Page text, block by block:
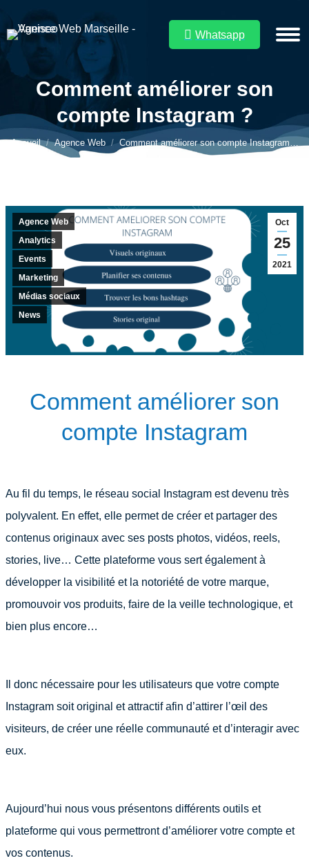
Whatsapp
Comment améliorer son
compte Instagram ?
Vous êtes ici :
Accueil Agence Web Comment améliorer son compte Instagram…
Oct
25
2021
Agence Web
Analytics
Events
Marketing
Médias sociaux
News
Comment améliorer son
compte Instagram
Au fil du temps, le réseau social Instagram est devenu très
polyvalent. En effet, elle permet de créer et partager des
contenus originaux avec ses posts photos, vidéos, reels,
stories, live… Cette plateforme vous sert également à
développer la visibilité et la notoriété de votre marque,
promouvoir vos produits, faire de la veille technologique, et
bien plus encore…
Il donc nécessaire pour les utilisateurs que votre compte
Instagram soit original et attractif afin d’attirer l’œil des
visiteurs, de créer une réelle communauté et d’interagir avec
eux.
Aujourd’hui nous vous présentons différents outils et
plateforme qui vous permettront d’améliorer votre compte et
vos contenus.